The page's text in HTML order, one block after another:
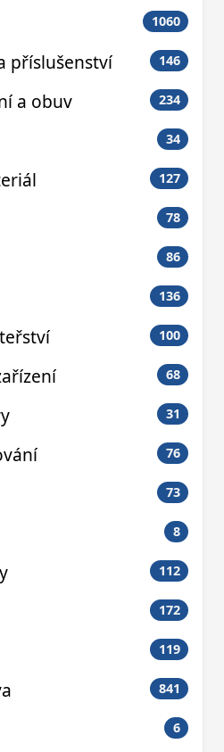
1060
příslušenství 146
a obuv 234
34
127
78
86
136
100
68
31
76
73
8
112
172
119
841
6